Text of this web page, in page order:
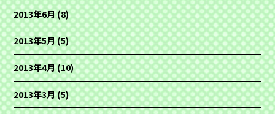
2013年6月(8)
2013年5月(5)
2013年4月(10)
2013年3月(5)